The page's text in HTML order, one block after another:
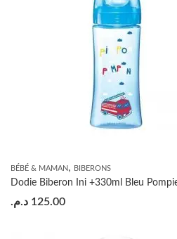
BÉBÉ & MAMAN, BIBERONS
Dodie Biberon Ini +330ml Bleu
125.00 د.م.